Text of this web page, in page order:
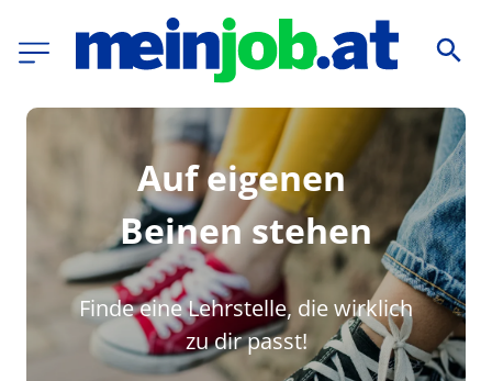
Auf eigenen
Beinen stehen
Finde eine Lehrstelle, die wirklich
zu dir passt!